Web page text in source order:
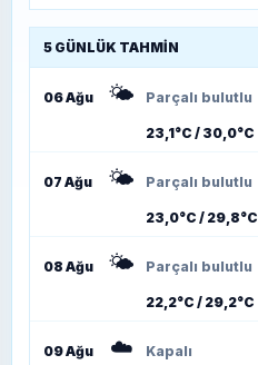
5 GÜNLÜK TAHMIN
06 Ağu 🌤️ Parçalı bulutlu
23,1°C / 30,0°C
07 Ağu 🌤️ Parçalı bulutlu
23,0°C / 29,8°C
08 Ağu 🌤️ Parçalı bulutlu
22,2°C / 29,2°C
09 Ağu ☁️ Kapalı